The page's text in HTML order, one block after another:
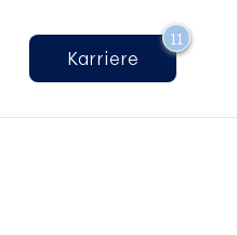
Karriere
11